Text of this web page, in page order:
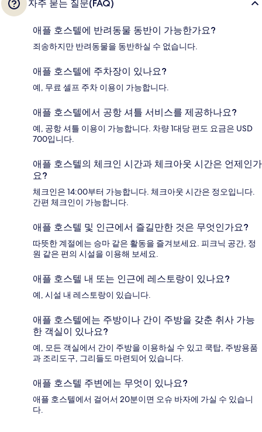
자주 묻는 질문(FAQ)
애플 호스텔에 반려동물 동반이 가능한가요?
죄송하지만 반려동물을 동반하실 수 없습니다.
애플 호스텔에 주차장이 있나요?
예, 무료 셀프 주차 이용이 가능합니다.
애플 호스텔에서 공항 셔틀 서비스를 제공하나요?
예, 공항 셔틀 이용이 가능합니다. 차량 1대당 편도 요금은 USD
700입니다.
애플 호스텔의 체크인 시간과 체크아웃 시간은 언제인가
요?
체크인은 14:00부터 가능합니다. 체크아웃 시간은 정오입니다.
간편 체크인이 가능합니다.
애플 호스텔 및 인근에서 즐길만한 것은 무엇인가요?
따뜻한 계절에는 승마 같은 활동을 즐겨보세요. 피크닉 공간, 정
원 같은 편의 시설을 이용해 보세요.
애플 호스텔 내 또는 인근에 레스토랑이 있나요?
예, 시설 내 레스토랑이 있습니다.
애플 호스텔에는 주방이나 간이 주방을 갖춘 취사 가능
한 객실이 있나요?
예, 모든 객실에서 간이 주방을 이용하실 수 있고 쿡탑, 주방용품
과 조리도구, 그리들도 마련되어 있습니다.
애플 호스텔 주변에는 무엇이 있나요?
애플 호스텔에서 걸어서 20분이면 오슈 바자에 가실 수 있습니
다.